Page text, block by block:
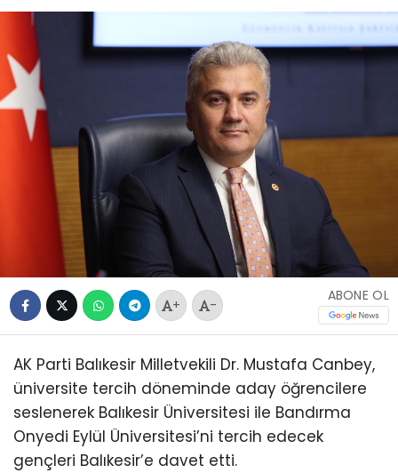
+ -
ABONE OL
AK Parti Balıkesir Milletvekili Dr. Mustafa Canbey,
üniversite tercih döneminde aday öğrencilere
seslenerek Balıkesir Üniversitesi ile Bandırma
Onyedi Eylül Üniversitesi’ni tercih edecek
gençleri Balıkesir’e davet etti.